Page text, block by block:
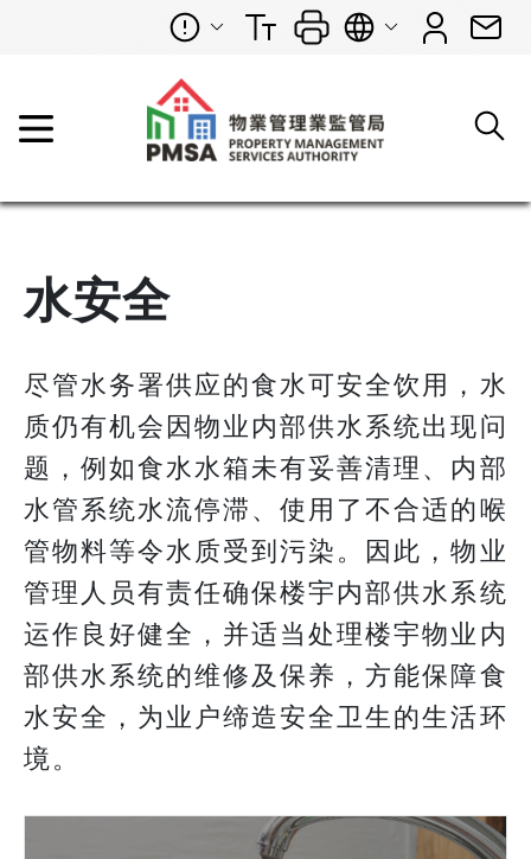
水安全
尽管水务署供应的食水可安全饮用，水
质仍有机会因物业内部供水系统出现问
题，例如食水水箱未有妥善清理、内部
水管系统水流停滞、使用了不合适的喉
管物料等令水质受到污染。因此，物业
管理人员有责任确保楼宇内部供水系统
运作良好健全，并适当处理楼宇物业内
部供水系统的维修及保养，方能保障食
水安全，为业户缔造安全卫生的生活环
境。